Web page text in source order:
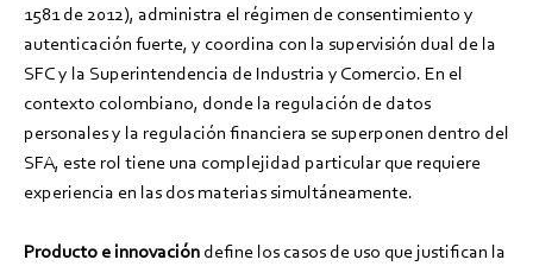
1581 de 2012), administra el régimen de consentimiento y
autenticación fuerte, y coordina con la supervisión dual de la
SFC y la Superintendencia de Industria y Comercio. En el
contexto colombiano, donde la regulación de datos
personales y la regulación financiera se superponen dentro del
SFA, este rol tiene una complejidad particular que requiere
experiencia en las dos materias simultáneamente.
Producto e innovación define los casos de uso que justifican la